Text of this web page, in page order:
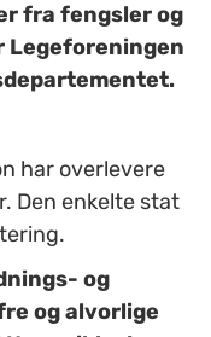
fra fengsler og
Legeforeningen
har overlevere
Den enkelte stat
og
og alvorlige